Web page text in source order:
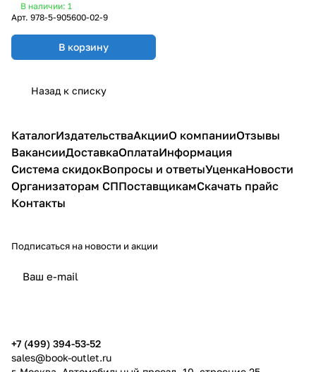
В наличии: 1
Арт. 978-5-905600-02-9
В корзину
Назад к списку
КаталогИздательстваАкцииО компанииОтзывы
ВакансииДоставкаОплатаИнформация
Система скидокВопросы и ответыУценкаНовости
Организаторам СППоставщикамСкачать прайс
Контакты
Подписаться на новости и акции
+7 (499) 394-53-52
sales@book-outlet.ru